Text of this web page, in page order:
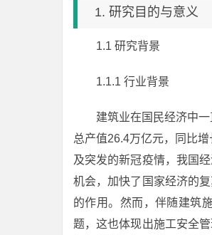
1. 研究目的与意义
1.1 研究背景
1.1.1 行业背景
建筑业在国民经济中
总产值26.4万亿元，同比
及突发的新冠疫情，我国
机会，加快了国家经济的
的作用。然而，伴随建筑
题，这也体现出施工安全